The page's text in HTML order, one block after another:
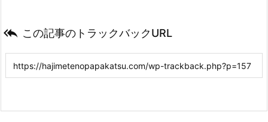
 この記事のトラックバックURL